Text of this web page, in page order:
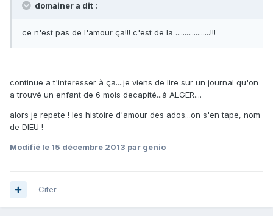
domainer a dit :
ce n'est pas de l'amour ça!!! c'est de la ...................!!!
continue a t'interesser à ça....je viens de lire sur un journal qu'on
a trouvé un enfant de 6 mois decapité...à ALGER....
alors je repete ! les histoire d'amour des ados...on s'en tape, nom
de DIEU !
Modifié le 15 décembre 2013 par genio
Citer